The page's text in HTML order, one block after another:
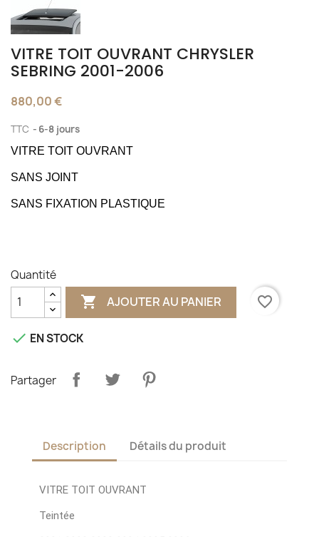
VITRE TOIT OUVRANT CHRYSLER
SEBRING 2001-2006
880,00 €
TTC 6-8 jours
VITRE TOIT OUVRANT
SANS JOINT
SANS FIXATION PLASTIQUE
Quantité
 AJOUTER AU PANIER favorite_border
 EN STOCK
Partager
Description Détails du produit
VITRE TOIT OUVRANT
Teintée